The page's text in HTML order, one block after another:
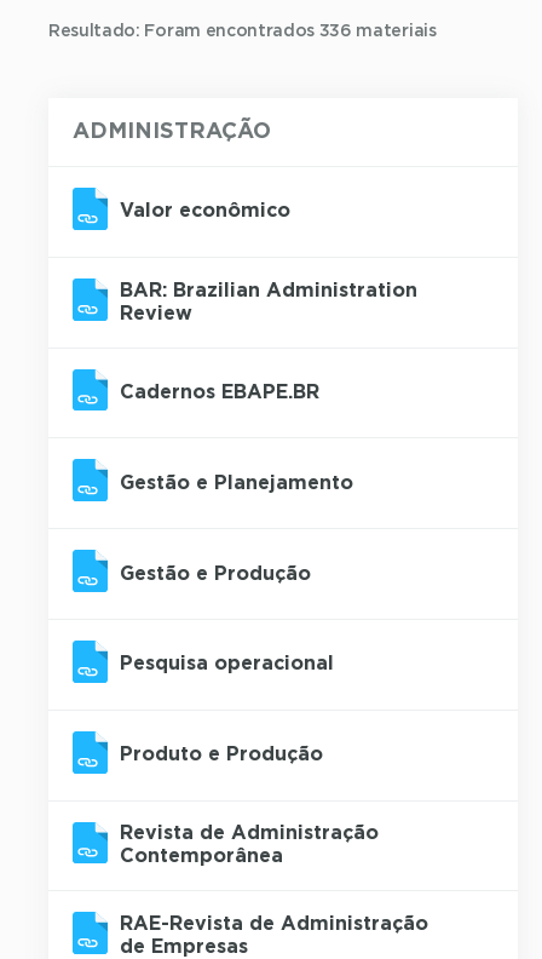
Resultado: Foram encontrados 336 materiais
ADMINISTRAÇÃO
Valor econômico
BAR: Brazilian Administration
Review
Cadernos EBAPE.BR
Gestão e Planejamento
Gestão e Produção
Pesquisa operacional
Produto e Produção
Revista de Administração
Contemporânea
RAE-Revista de Administração
de Empresas